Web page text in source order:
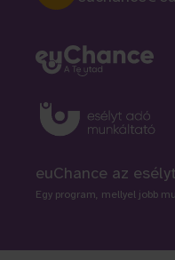
euChance az
Egy program, mellyel jobb